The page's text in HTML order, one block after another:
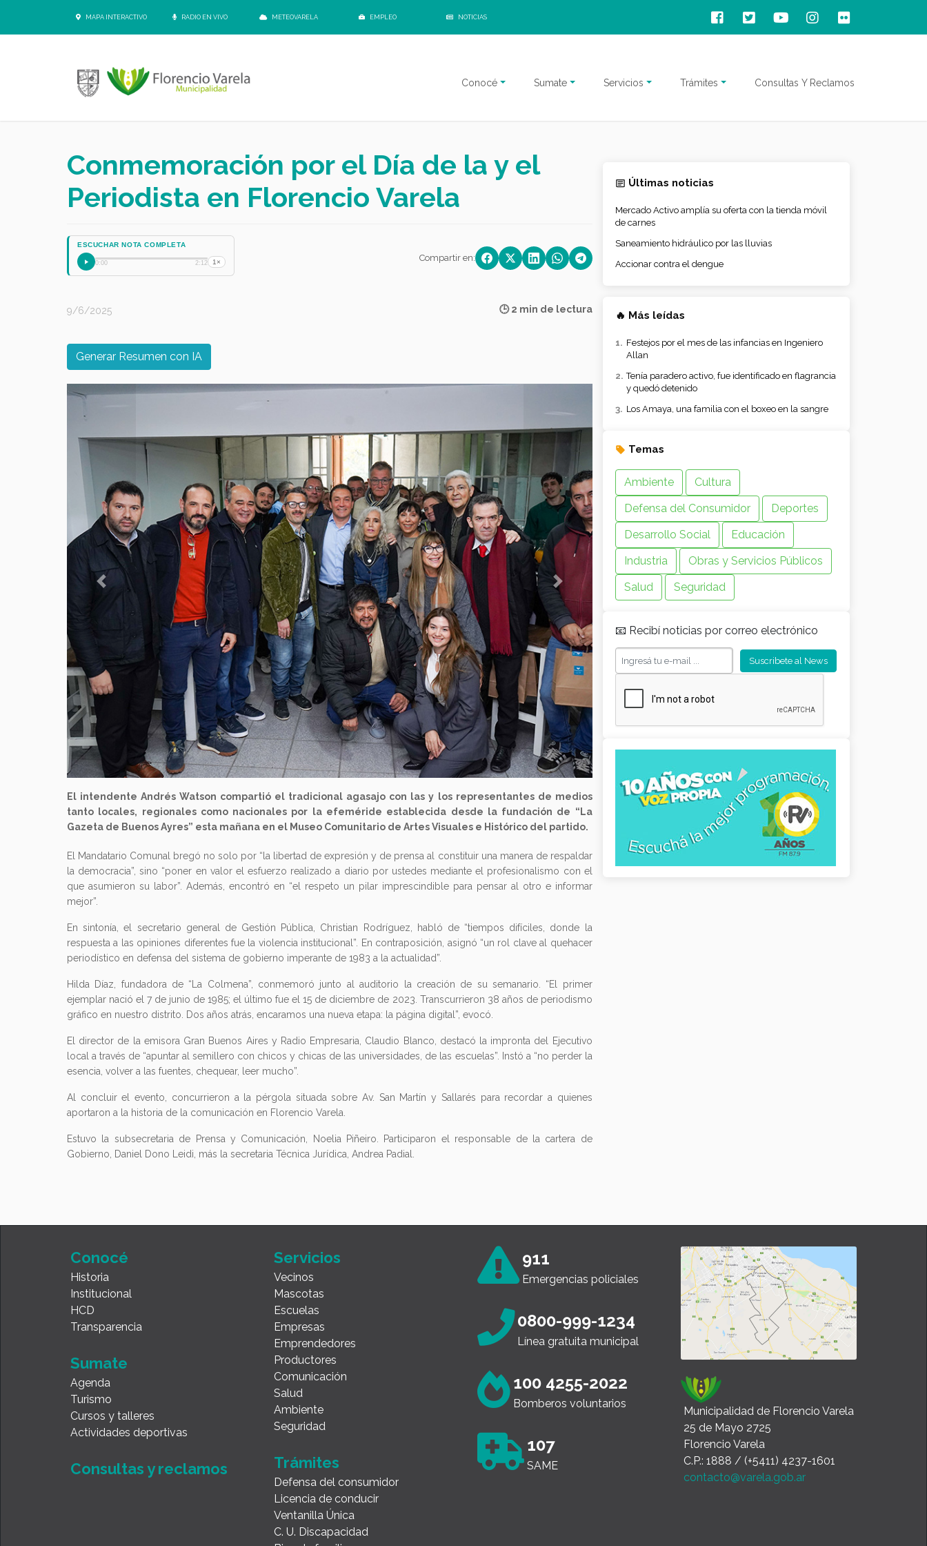
MAPA INTERACTIVO RADIO EN VIVO METEOVARELA EMPLEO NOTICIAS
Conocé Sumate Servicios Trámites Consultas Y Reclamos
Conmemoración por el Día de la y el
Periodista en Florencio Varela
ESCUCHAR NOTA COMPLETA
0:00 2:12 1× Compartir en:
9/6/2025 🕒 2 min de lectura
Generar Resumen con IA
Previous Next
El intendente Andrés Watson compartió el tradicional agasajo con las y los representantes de medios
tanto locales, regionales como nacionales por la efeméride establecida desde la fundación de “La
Gazeta de Buenos Ayres” esta mañana en el Museo Comunitario de Artes Visuales e Histórico del partido.
El Mandatario Comunal bregó no solo por “la libertad de expresión y de prensa al constituir una manera de respaldar
la democracia”, sino “poner en valor el esfuerzo realizado a diario por ustedes mediante el profesionalismo con el
que asumieron su labor”. Además, encontró en “el respeto un pilar imprescindible para pensar al otro e informar
mejor”.
En sintonía, el secretario general de Gestión Pública, Christian Rodríguez, habló de “tiempos difíciles, donde la
respuesta a las opiniones diferentes fue la violencia institucional”. En contraposición, asignó “un rol clave al quehacer
periodístico en defensa del sistema de gobierno imperante de 1983 a la actualidad”.
Hilda Díaz, fundadora de “La Colmena”, conmemoró junto al auditorio la creación de su semanario. “El primer
ejemplar nació el 7 de junio de 1985; el último fue el 15 de diciembre de 2023. Transcurrieron 38 años de periodismo
gráfico en nuestro distrito. Dos años atrás, encaramos una nueva etapa: la página digital”, evocó.
El director de la emisora Gran Buenos Aires y Radio Empresaria, Claudio Blanco, destacó la impronta del Ejecutivo
local a través de “apuntar al semillero con chicos y chicas de las universidades, de las escuelas”. Instó a “no perder la
esencia, volver a las fuentes, chequear, leer mucho”.
Al concluir el evento, concurrieron a la pérgola situada sobre Av. San Martín y Sallarés para recordar a quienes
aportaron a la historia de la comunicación en Florencio Varela.
Estuvo la subsecretaria de Prensa y Comunicación, Noelia Piñeiro. Participaron el responsable de la cartera de
Gobierno, Daniel Dono Leidi, más la secretaria Técnica Jurídica, Andrea Padial.
Últimas noticias
Mercado Activo amplía su oferta con la tienda móvil
de carnes
Saneamiento hidráulico por las lluvias
Accionar contra el dengue
🔥 Más leídas
Festejos por el mes de las infancias en Ingeniero
Allan
Tenía paradero activo, fue identificado en flagrancia
y quedó detenido
Los Amaya, una familia con el boxeo en la sangre
Temas
Ambiente
Cultura
Defensa del Consumidor
Deportes
Desarrollo Social
Educación
Industria
Obras y Servicios Públicos
Salud
Seguridad
📧 Recibí noticias por correo electrónico
Conocé
Historia
Institucional
HCD
Transparencia
Sumate
Agenda
Turismo
Cursos y talleres
Actividades deportivas
Consultas y reclamos
Servicios
Vecinos
Mascotas
Escuelas
Empresas
Emprendedores
Productores
Comunicación
Salud
Ambiente
Seguridad
Trámites
Defensa del consumidor
Licencia de conducir
Ventanilla Única
C. U. Discapacidad
911
Emergencias policiales
0800-999-1234
Línea gratuita municipal
100 4255-2022
Bomberos voluntarios
107
SAME
Municipalidad de Florencio Varela
25 de Mayo 2725
Florencio Varela
C.P.: 1888 / (+5411) 4237-1601
contacto@varela.gob.ar